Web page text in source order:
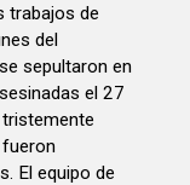
trabajos de
del
sepultaron en
el 27
fueron
El equipo de